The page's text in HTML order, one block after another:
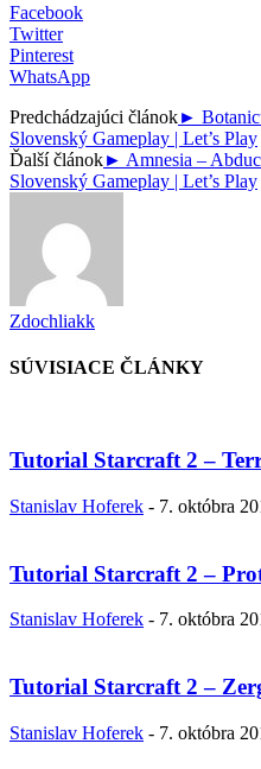
Facebook
Twitter
Pinterest
WhatsApp
Predchádzajúci článok►
Slovenský Gameplay | Let’s Play
Ďalší článok► Amnesia –
Slovenský Gameplay | Let’s Play
Zdochliakk
SÚVISIACE ČLÁNKY
Tutorial Starcraft 2 –
Stanislav Hoferek - 7. októbra
Tutorial Starcraft 2 –
Stanislav Hoferek - 7. októbra
Tutorial Starcraft 2 –
Stanislav Hoferek - 7. októbra